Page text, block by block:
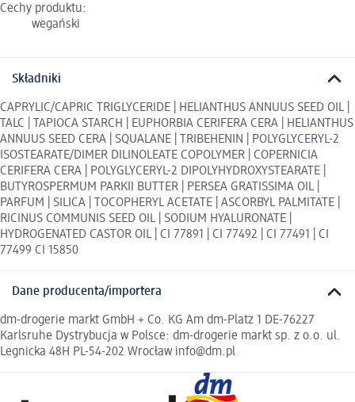
Cechy produktu:
wegański
Składniki
CAPRYLIC/CAPRIC TRIGLYCERIDE | HELIANTHUS ANNUUS SEED OIL |
TALC | TAPIOCA STARCH | EUPHORBIA CERIFERA CERA | HELIANTHUS
ANNUUS SEED CERA | SQUALANE | TRIBEHENIN | POLYGLYCERYL-2
ISOSTEARATE/DIMER DILINOLEATE COPOLYMER | COPERNICIA
CERIFERA CERA | POLYGLYCERYL-2 DIPOLYHYDROXYSTEARATE |
BUTYROSPERMUM PARKII BUTTER | PERSEA GRATISSIMA OIL |
PARFUM | SILICA | TOCOPHERYL ACETATE | ASCORBYL PALMITATE |
RICINUS COMMUNIS SEED OIL | SODIUM HYALURONATE |
HYDROGENATED CASTOR OIL | CI 77891 | CI 77492 | CI 77491 | CI
77499 CI 15850
Dane producenta/importera
dm-drogerie markt GmbH + Co. KG Am dm-Platz 1 DE-76227
Karlsruhe Dystrybucja w Polsce: dm-drogerie markt sp. z o.o. ul.
Legnicka 48H PL-54-202 Wrocław info@dm.pl